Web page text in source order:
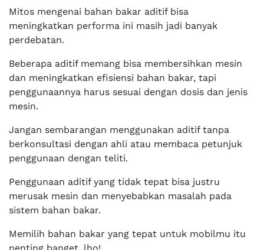
Mitos mengenai bahan bakar aditif bisa
meningkatkan performa ini masih jadi banyak
perdebatan.
Beberapa aditif memang bisa membersihkan mesin
dan meningkatkan efisiensi bahan bakar, tapi
penggunaannya harus sesuai dengan dosis dan jenis
mesin.
Jangan sembarangan menggunakan aditif tanpa
berkonsultasi dengan ahli atau membaca petunjuk
penggunaan dengan teliti.
Penggunaan aditif yang tidak tepat bisa justru
merusak mesin dan menyebabkan masalah pada
sistem bahan bakar.
Memilih bahan bakar yang tepat untuk mobilmu itu
penting banget, lho!